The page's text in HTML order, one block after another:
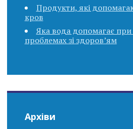
Продукти, які
кров
Яка вода допомагає при
проблемах зі здоров’ям
Архіви